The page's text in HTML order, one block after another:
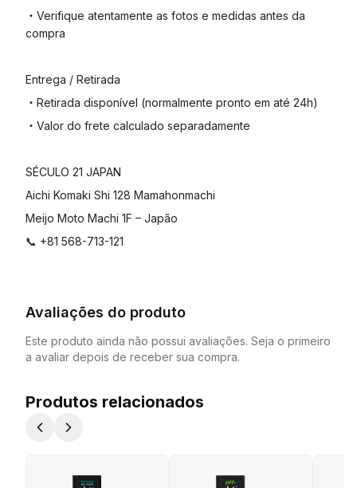
・Verifique atentamente as fotos e medidas antes da
compra
Entrega / Retirada
・Retirada disponível (normalmente pronto em até 24h)
・Valor do frete calculado separadamente
SÉCULO 21 JAPAN
Aichi Komaki Shi 128 Mamahonmachi
Meijo Moto Machi 1F – Japão
📞 +81 568-713-121
Avaliações do produto
Este produto ainda não possui avaliações. Seja o primeiro
a avaliar depois de receber sua compra.
Produtos relacionados